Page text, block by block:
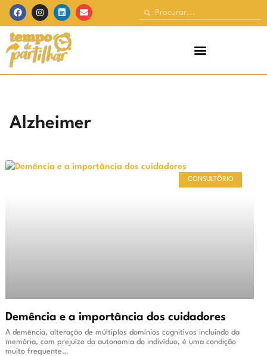
Alzheimer
CONSULTÓRIO
Demência e a importância dos cuidadores
A demência, alteração de múltiplos domínios cognitivos incluindo da
memória, com prejuízo da autonomia do indivíduo, é uma condição
muito frequente…